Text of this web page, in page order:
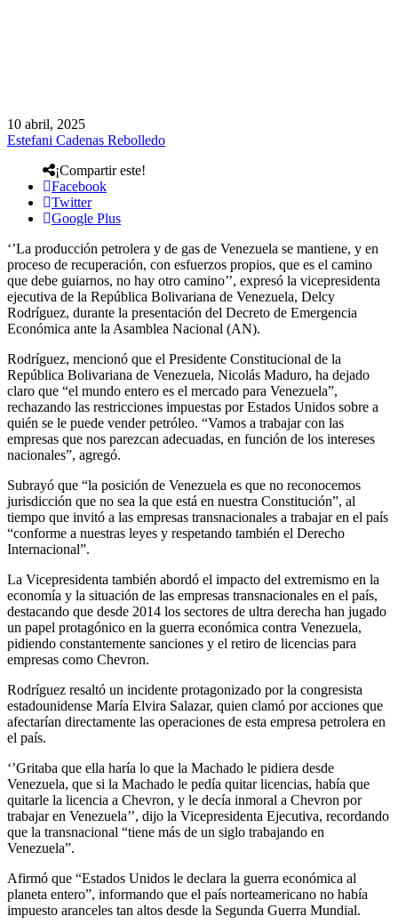
10 abril, 2025
Estefani Cadenas Rebolledo
¡Compartir este!
Facebook
Twitter
Google Plus
‘’La producción petrolera y de gas de Venezuela se mantiene, y en
proceso de recuperación, con esfuerzos propios, que es el camino
que debe guiarnos, no hay otro camino’’, expresó la vicepresidenta
ejecutiva de la República Bolivariana de Venezuela, Delcy
Rodríguez, durante la presentación del Decreto de Emergencia
Económica ante la Asamblea Nacional (AN).
Rodríguez, mencionó que el Presidente Constitucional de la
República Bolivariana de Venezuela, Nicolás Maduro, ha dejado
claro que “el mundo entero es el mercado para Venezuela”,
rechazando las restricciones impuestas por Estados Unidos sobre a
quién se le puede vender petróleo. “Vamos a trabajar con las
empresas que nos parezcan adecuadas, en función de los intereses
nacionales”, agregó.
Subrayó que “la posición de Venezuela es que no reconocemos
jurisdicción que no sea la que está en nuestra Constitución”, al
tiempo que invitó a las empresas transnacionales a trabajar en el país
“conforme a nuestras leyes y respetando también el Derecho
Internacional”.
La Vicepresidenta también abordó el impacto del extremismo en la
economía y la situación de las empresas transnacionales en el país,
destacando que desde 2014 los sectores de ultra derecha han jugado
un papel protagónico en la guerra económica contra Venezuela,
pidiendo constantemente sanciones y el retiro de licencias para
empresas como Chevron.
Rodríguez resaltó un incidente protagonizado por la congresista
estadounidense María Elvira Salazar, quien clamó por acciones que
afectarían directamente las operaciones de esta empresa petrolera en
el país.
‘’Gritaba que ella haría lo que la Machado le pidiera desde
Venezuela, que si la Machado le pedía quitar licencias, había que
quitarle la licencia a Chevron, y le decía inmoral a Chevron por
trabajar en Venezuela’’, dijo la Vicepresidenta Ejecutiva, recordando
que la transnacional “tiene más de un siglo trabajando en
Venezuela”.
Afirmó que “Estados Unidos le declara la guerra económica al
planeta entero”, informando que el país norteamericano no había
impuesto aranceles tan altos desde la Segunda Guerra Mundial.